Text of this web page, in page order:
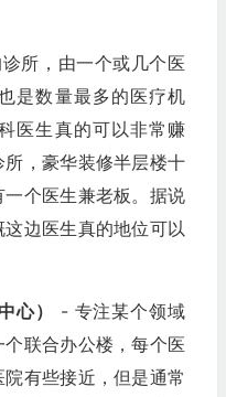
所，由一个或几个医
是数量最多的医疗机
医生真的可以非常赚
，豪华装修半层楼十
个医生兼老板。据说
边医生真的地位可以
心）
- 专注某个领域
联合办公楼，每个医
有些接近，但是通常